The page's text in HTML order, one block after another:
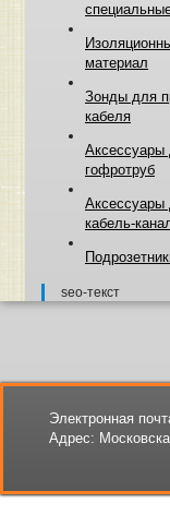
материал
Зонды для
кабеля
Аксессуары
гофротруб
Аксессуары
кабель-
seo-текст
Электронная
Адрес: